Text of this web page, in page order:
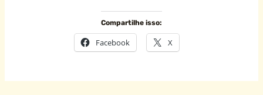
Compartilhe isso:
Facebook X